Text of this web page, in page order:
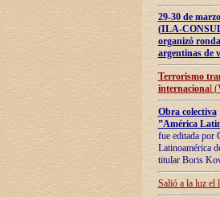
29-30 de
(ILA-
organizó
argentinas de
Terrorismo
internacional
Obra colectiva
”América
fue editada por
Latinoamérica
titular Boris
Salió a la luz el